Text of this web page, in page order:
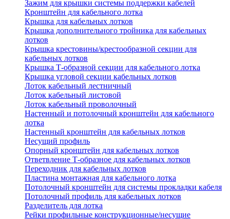
Зажим для крышки системы поддержки кабелей
Кронштейн для кабельного лотка
Крышка для кабельных лотков
Крышка дополнительного тройника для кабельных
лотков
Крышка крестовины/крестообразной секции для
кабельных лотков
Крышка Т-образной секции для кабельного лотка
Крышка угловой секции кабельных лотков
Лоток кабельный лестничный
Лоток кабельный листовой
Лоток кабельный проволочный
Настенный и потолочный кронштейн для кабельного
лотка
Настенный кронштейн для кабельных лотков
Несущий профиль
Опорный кронштейн для кабельных лотков
Ответвление Т-образное для кабельных лотков
Переходник для кабельных лотков
Пластина монтажная для кабельного лотка
Потолочный кронштейн для системы прокладки кабеля
Потолочный профиль для кабельных лотков
Разделитель для лотка
Рейки профильные конструкционные/несущие